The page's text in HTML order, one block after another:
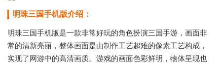
明珠三国手机版介绍：
明珠三国手机版是一款非常好玩的角色扮演三国手游，画面非
常的清新亮丽，整体画面是由制作工艺超难的像素工艺构成，
实现了网游中的高清画质。游戏的画面色彩鲜明，物体呈现也